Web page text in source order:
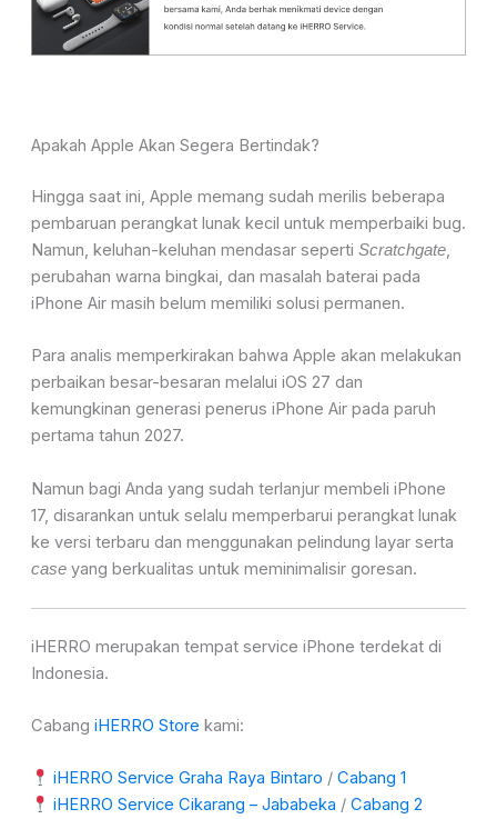
Apakah Apple Akan Segera Bertindak?
Hingga saat ini, Apple memang sudah merilis beberapa
pembaruan perangkat lunak kecil untuk memperbaiki bug.
Namun, keluhan-keluhan mendasar seperti Scratchgate,
perubahan warna bingkai, dan masalah baterai pada
iPhone Air masih belum memiliki solusi permanen.
Para analis memperkirakan bahwa Apple akan melakukan
perbaikan besar-besaran melalui iOS 27 dan
kemungkinan generasi penerus iPhone Air pada paruh
pertama tahun 2027.
Namun bagi Anda yang sudah terlanjur membeli iPhone
17, disarankan untuk selalu memperbarui perangkat lunak
ke versi terbaru dan menggunakan pelindung layar serta
caseyang berkualitas untuk meminimalisir goresan.
iHERRO merupakan tempat service iPhone terdekat di
Indonesia.
Cabang iHERRO Store kami:
iHERRO Service Graha Raya Bintaro /Cabang 1
iHERRO Service Cikarang – Jababeka /Cabang 2